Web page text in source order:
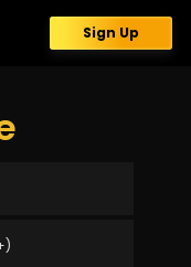
Sign Up